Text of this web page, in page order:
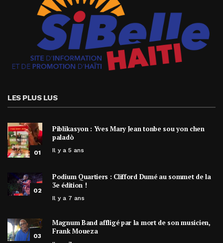
LES PLUS LUS
01
Piblikasyon : Yves Mary Jean tonbe sou yon chen
paladò
Il y a 5 ans
02
Podium Quartiers : Clifford Dumé au sommet de la
3e édition !
Il y a 7 ans
03
Magnum Band affligé par la mort de son musicien,
Frank Moueza